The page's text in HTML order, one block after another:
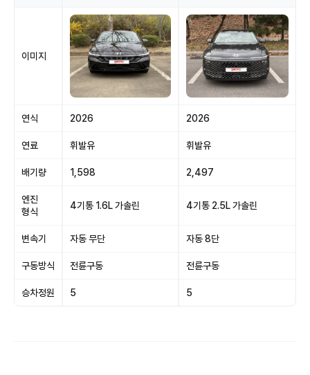
이미지
연식 2026 2026
연료 휘발유 휘발유
배기량 1,598 2,497
엔진
형식
4기통 1.6L 가솔린 4기통 2.5L 가솔린
변속기 자동 무단 자동 8단
구동방식 전륜구동 전륜구동
승차정원 5 5